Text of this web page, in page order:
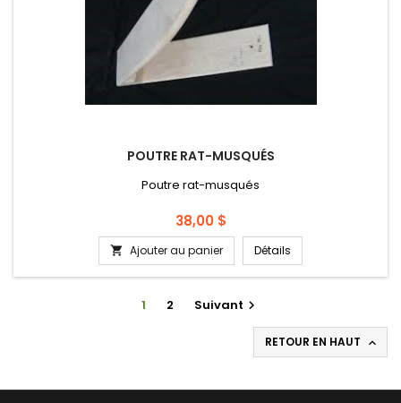
POUTRE RAT-MUSQUÉS
Poutre rat-musqués
Prix
38,00 $
 Ajouter au panier Détails
1 2 Suivant 
RETOUR EN HAUT 